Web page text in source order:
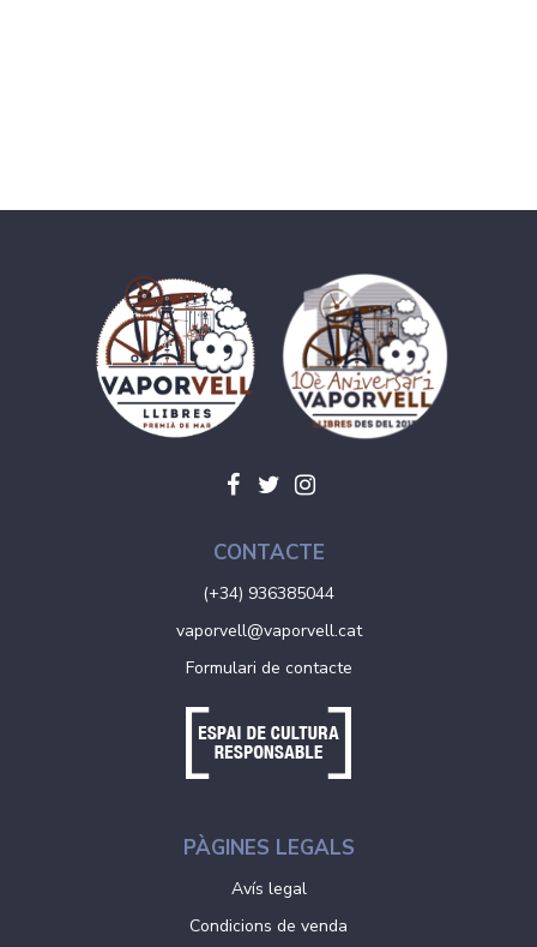
CONTACTE
(+34) 936385044
vaporvell@vaporvell.cat
Formulari de contacte
PÀGINES LEGALS
Avís legal
Condicions de venda